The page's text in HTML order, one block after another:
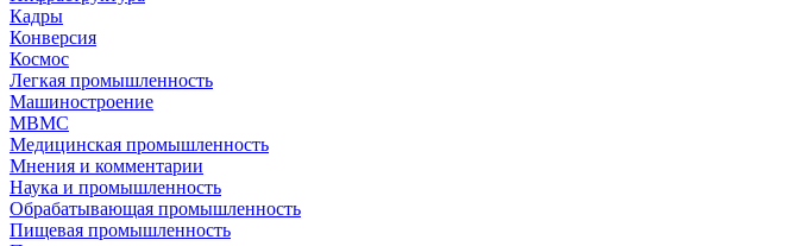
Кадры
Конверсия
Космос
Легкая промышленность
Машиностроение
МВМС
Медицинская промышленность
Мнения и комментарии
Наука и промышленность
Обрабатывающая промышленность
Пищевая промышленность